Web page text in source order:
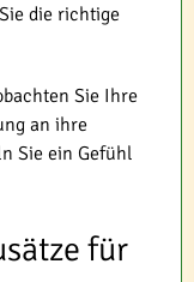
die richtige
Sie Ihre
an ihre
Sie ein Gefühl
für